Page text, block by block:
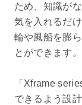
ため、知識が
気を入れるだ
輪や風船を膨
とができます。
「Xframe
できるよう設